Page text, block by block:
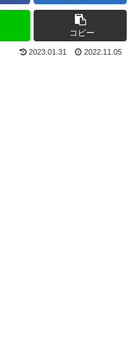
コピー
2023.01.31 2022.11.05